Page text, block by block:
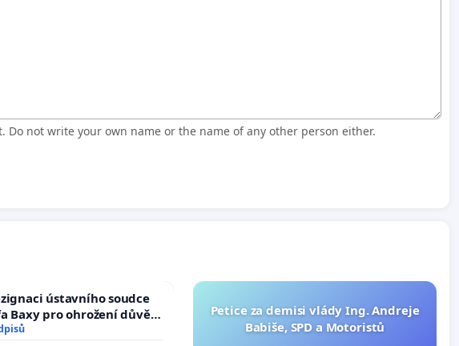
not write your own name or the name of any other person either.
ústavního soudce
Baxy pro ohrožení důvěry
proces
Petice za demisi vlády Ing. Andreje
Babiše, SPD a Motoristů